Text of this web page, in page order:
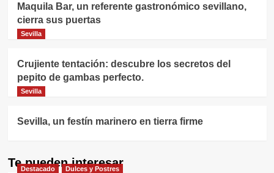
Maquila Bar, un referente gastronómico sevillano,
cierra sus puertas
Sevilla
Crujiente tentación: descubre los secretos del
pepito de gambas perfecto.
Sevilla
Sevilla, un festín marinero en tierra firme
Te pueden interesar
Destacado Dulces y Postres